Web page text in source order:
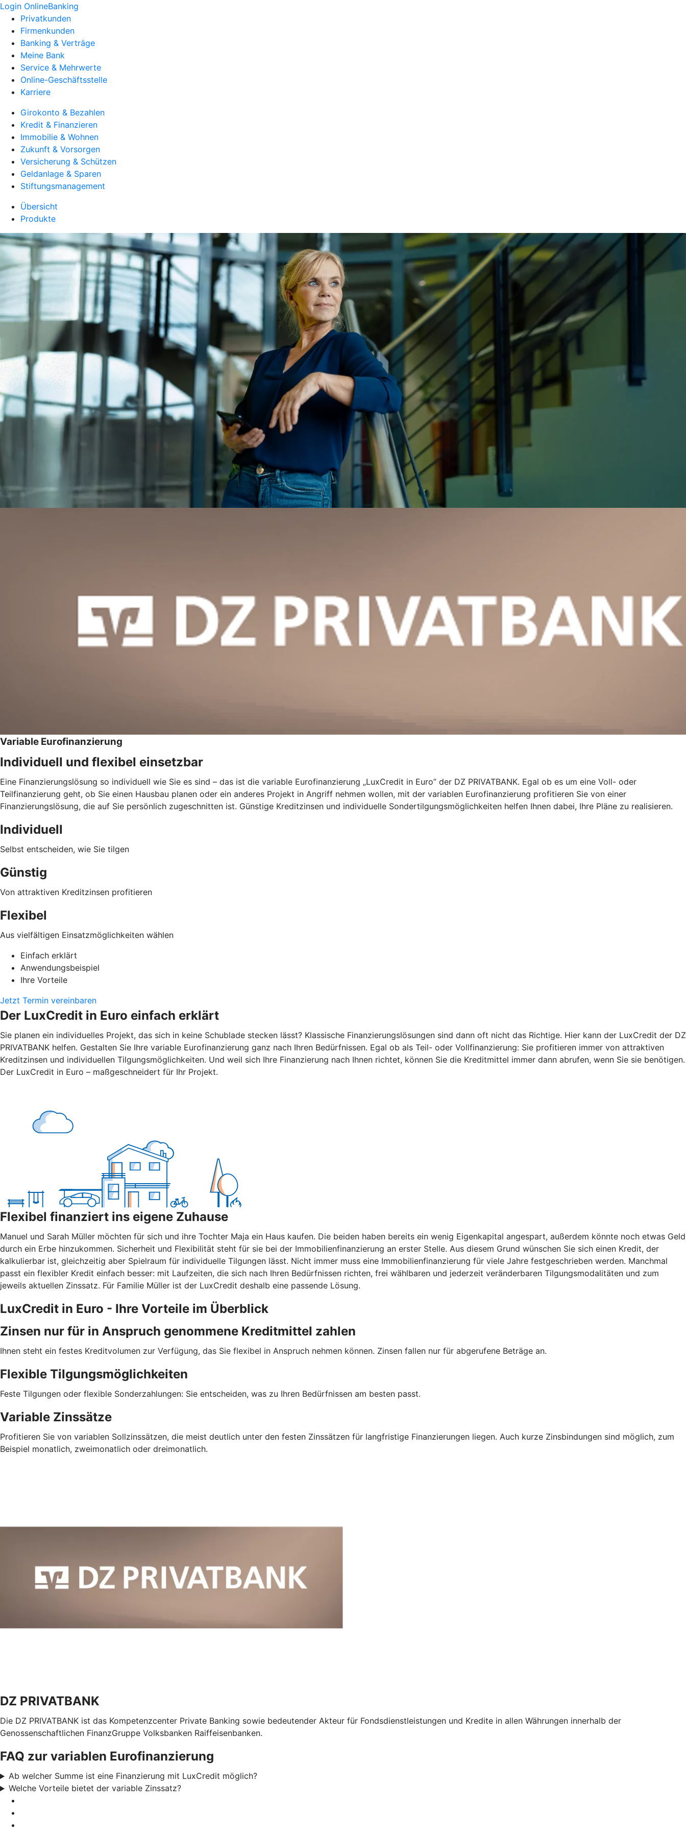
Login OnlineBanking
Privatkunden
Firmenkunden
Banking & Verträge
Meine Bank
Service & Mehrwerte
Online-Geschäftsstelle
Karriere
Girokonto & Bezahlen
Kredit & Finanzieren
Immobilie & Wohnen
Zukunft & Vorsorgen
Versicherung & Schützen
Geldanlage & Sparen
Stiftungsmanagement
Übersicht
Produkte
Variable Eurofinanzierung
Individuell und flexibel einsetzbar
Eine Finanzierungslösung so individuell wie Sie es sind – das ist die variable Eurofinanzierung „LuxCredit in Euro” der DZ PRIVATBANK. Egal ob es um eine Voll- oder
Teilfinanzierung geht, ob Sie einen Hausbau planen oder ein anderes Projekt in Angriff nehmen wollen, mit der variablen Eurofinanzierung profitieren Sie von einer
Finanzierungslösung, die auf Sie persönlich zugeschnitten ist. Günstige Kreditzinsen und individuelle Sondertilgungsmöglichkeiten helfen Ihnen dabei, Ihre Pläne zu realisieren.
Individuell
Selbst entscheiden, wie Sie tilgen
Günstig
Von attraktiven Kreditzinsen profitieren
Flexibel
Aus vielfältigen Einsatzmöglichkeiten wählen
Einfach erklärt
Anwendungsbeispiel
Ihre Vorteile
Jetzt Termin vereinbaren
Der LuxCredit in Euro einfach erklärt
Sie planen ein individuelles Projekt, das sich in keine Schublade stecken lässt? Klassische Finanzierungslösungen sind dann oft nicht das Richtige. Hier kann der LuxCredit der DZ
PRIVATBANK helfen. Gestalten Sie Ihre variable Eurofinanzierung ganz nach Ihren Bedürfnissen. Egal ob als Teil- oder Vollfinanzierung: Sie profitieren immer von attraktiven
Kreditzinsen und individuellen Tilgungsmöglichkeiten. Und weil sich Ihre Finanzierung nach Ihnen richtet, können Sie die Kreditmittel immer dann abrufen, wenn Sie sie benötigen.
Der LuxCredit in Euro – maßgeschneidert für Ihr Projekt.
Flexibel finanziert ins eigene Zuhause
Manuel und Sarah Müller möchten für sich und ihre Tochter Maja ein Haus kaufen. Die beiden haben bereits ein wenig Eigenkapital angespart, außerdem könnte noch etwas Geld
durch ein Erbe hinzukommen. Sicherheit und Flexibilität steht für sie bei der Immobilienfinanzierung an erster Stelle. Aus diesem Grund wünschen Sie sich einen Kredit, der
kalkulierbar ist, gleichzeitig aber Spielraum für individuelle Tilgungen lässt. Nicht immer muss eine Immobilienfinanzierung für viele Jahre festgeschrieben werden. Manchmal
passt ein flexibler Kredit einfach besser: mit Laufzeiten, die sich nach Ihren Bedürfnissen richten, frei wählbaren und jederzeit veränderbaren Tilgungsmodalitäten und zum
jeweils aktuellen Zinssatz. Für Familie Müller ist der LuxCredit deshalb eine passende Lösung.
LuxCredit in Euro - Ihre Vorteile im Überblick
Zinsen nur für in Anspruch genommene Kreditmittel zahlen
Ihnen steht ein festes Kreditvolumen zur Verfügung, das Sie flexibel in Anspruch nehmen können. Zinsen fallen nur für abgerufene Beträge an.
Flexible Tilgungsmöglichkeiten
Feste Tilgungen oder flexible Sonderzahlungen: Sie entscheiden, was zu Ihren Bedürfnissen am besten passt.
Variable Zinssätze
Profitieren Sie von variablen Sollzinssätzen, die meist deutlich unter den festen Zinssätzen für langfristige Finanzierungen liegen. Auch kurze Zinsbindungen sind möglich, zum
Beispiel monatlich, zweimonatlich oder dreimonatlich.
DZ PRIVATBANK
Die DZ PRIVATBANK ist das Kompetenzcenter Private Banking sowie bedeutender Akteur für Fondsdienstleistungen und Kredite in allen Währungen innerhalb der
Genossenschaftlichen FinanzGruppe Volksbanken Raiffeisenbanken.
FAQ zur variablen Eurofinanzierung
Ab welcher Summe ist eine Finanzierung mit LuxCredit möglich?
Welche Vorteile bietet der variable Zinssatz?